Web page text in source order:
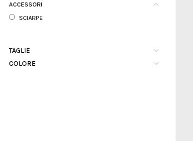
ACCESSORI
SCIARPE
TAGLIE
COLORE